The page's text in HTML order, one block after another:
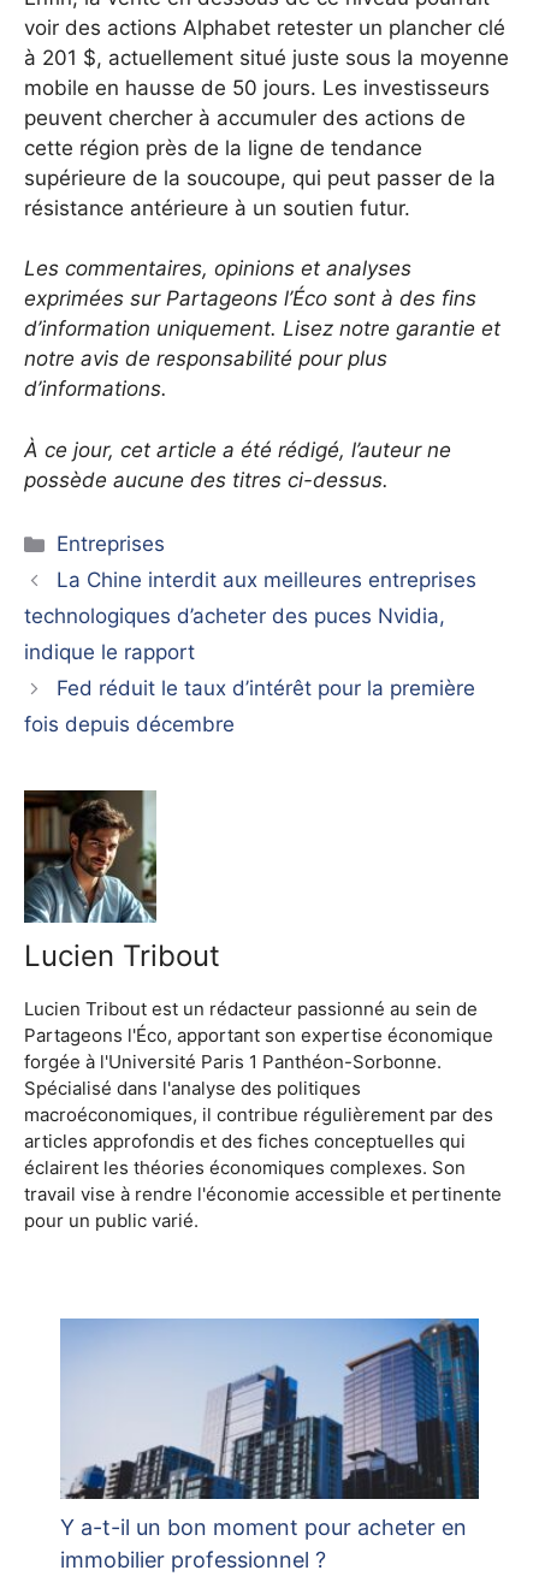
voir des actions Alphabet retester un plancher clé
à 201 $, actuellement situé juste sous la moyenne
mobile en hausse de 50 jours. Les investisseurs
peuvent chercher à accumuler des actions de
cette région près de la ligne de tendance
supérieure de la soucoupe, qui peut passer de la
résistance antérieure à un soutien futur.
Les commentaires, opinions et analyses
exprimées sur Partageons l’Éco sont à des fins
d’information uniquement. Lisez notre garantie et
notre avis de responsabilité pour plus
d’informations.
À ce jour, cet article a été rédigé, l’auteur ne
possède aucune des titres ci-dessus.
Catégories
Entreprises
La Chine interdit aux meilleures entreprises
technologiques d’acheter des puces Nvidia,
indique le rapport
Fed réduit le taux d’intérêt pour la première
fois depuis décembre
Lucien Tribout
Lucien Tribout est un rédacteur passionné au sein de
Partageons l'Éco, apportant son expertise économique
forgée à l'Université Paris 1 Panthéon-Sorbonne.
Spécialisé dans l'analyse des politiques
macroéconomiques, il contribue régulièrement par des
articles approfondis et des fiches conceptuelles qui
éclairent les théories économiques complexes. Son
travail vise à rendre l'économie accessible et pertinente
pour un public varié.
Y a-t-il un bon moment pour acheter en
immobilier professionnel ?